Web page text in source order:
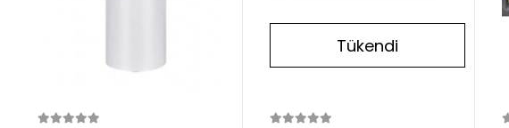
Stokta
Tükendi